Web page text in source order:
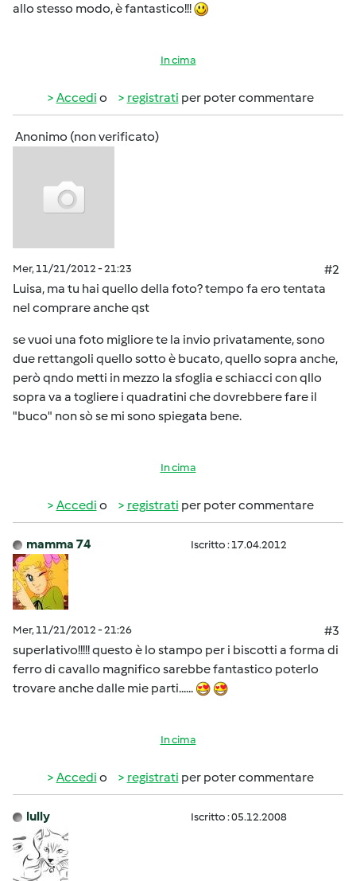
allo stesso modo, è fantastico!!!
In cima
Accedi o registrati per poter commentare
Anonimo (non verificato)
Mer, 11/21/2012 - 21:23
#2
Luisa, ma tu hai quello della foto? tempo fa ero tentata
nel comprare anche qst
se vuoi una foto migliore te la invio privatamente, sono
due rettangoli quello sotto è bucato, quello sopra anche,
però qndo metti in mezzo la sfoglia e schiacci con qllo
sopra va a togliere i quadratini che dovrebbere fare il
"buco" non sò se mi sono spiegata bene.
In cima
Accedi o registrati per poter commentare
mamma 74 Iscritto : 17.04.2012
Mer, 11/21/2012 - 21:26
#3
superlativo!!!!! questo è lo stampo per i biscotti a forma di
ferro di cavallo magnifico sarebbe fantastico poterlo
trovare anche dalle mie parti......
In cima
Accedi o registrati per poter commentare
lully Iscritto : 05.12.2008